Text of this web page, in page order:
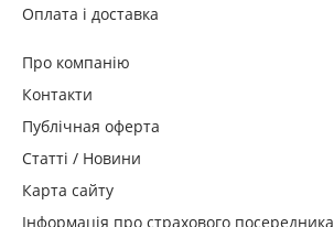
Оплата і доставка
Про компанію
Контакти
Публічная оферта
Статті / Новини
Карта сайту
Інформація про страхового посередника